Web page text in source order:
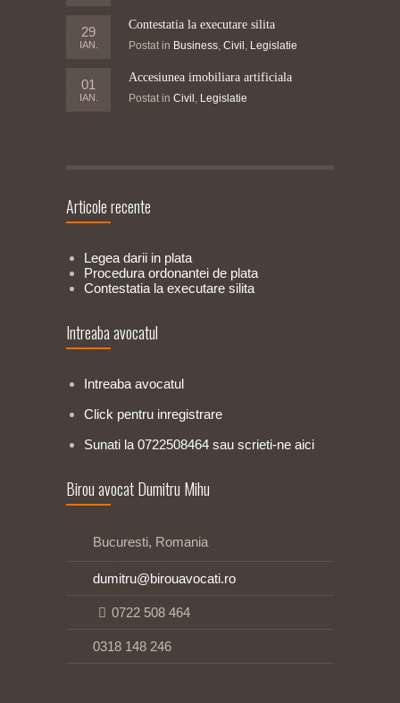
29
IAN.
Contestatia la executare silita
Postat in Business, Civil , Legislatie
01
IAN.
Accesiunea imobiliara artificiala
Postat in Civil , Legislatie
Articole recente
Legea darii in plata
Procedura ordonantei de plata
Contestatia la executare silita
Intreaba avocatul
Intreaba avocatul
Click pentru inregistrare
Sunati la 0722508464 sau scrieti-ne aici
Birou avocat Dumitru Mihu
Bucuresti, Romania
dumitru@birouavocati.ro
0722 508 464
0318 148 246